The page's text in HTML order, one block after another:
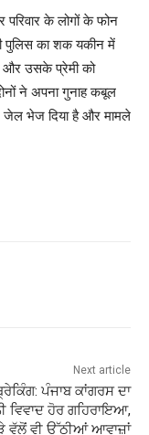
के लोगों के फोन
पुलिस का शक यकीन में
और उसके प्रेमी को
ने अपना गुनाह कबूल
जेल भेज दिया है और मामले
Next article
ਪੰਜਾਬ ਕਾਂਗਰਸ ਦਾ
ਵਿਵਾਦ ਹੋਰ ਗਹਿਰਾਇਆ,
ਵੱਲੋਂ ਵੀ ਉੱਠੀਆਂ ਆਵਾਜ਼ਾਂ